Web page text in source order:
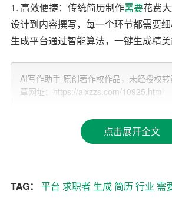
1. 高效便捷：传统简历制作需要花费
设计到内容撰写，每一个环节都需要
生成平台通过智能算法，一键生成精
2. 个性化定制：简历AI生成平台可以
历、技能和求职意向，自动生成符合
使得求职者的简历更具针对性，提高
业性。这有助于提升求职者在招聘者心
AI写作助手 原创著作权作品，未经授权
章网址：https://aixzzs.com/10925.html
点击展开全文
TAG： 平台 求职者 生成 简历行业 需